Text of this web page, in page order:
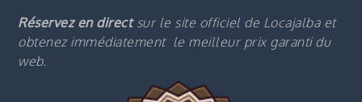
Réservez en directsur le site officiel de Locajalba et
obtenez immédiatement le meilleur prix garanti du
web.